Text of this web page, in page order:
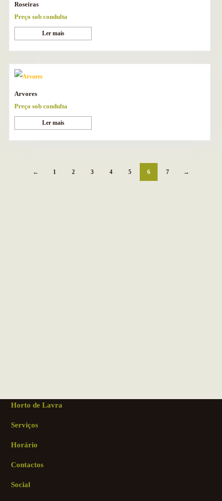
Roseiras
Preço sob condulta
Ler mais
Arvores
Preço sob condulta
Ler mais
← 1 2 3 4 5 6 7 →
Horto de Lavra
Serviços
Horário
Contactos
Social